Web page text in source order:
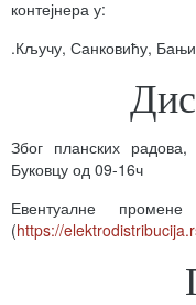
контејнера у:
.Кључу, Санковићу,
Због планских
Буковцу од 09-16ч
Евентуалне
(https://